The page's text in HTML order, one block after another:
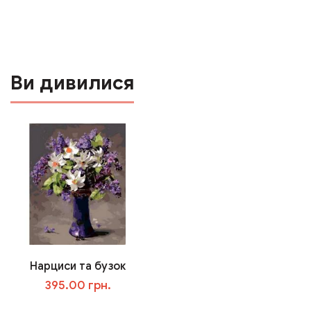
Ви дивилися
Нарциси та бузок
395.00 грн.